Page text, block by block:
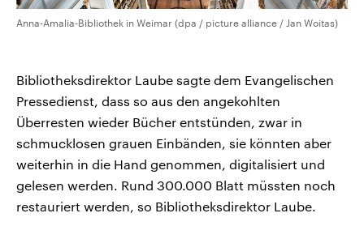
Anna-Amalia-Bibliothek in Weimar (dpa / picture alliance / Jan Woitas)
Bibliotheksdirektor Laube sagte dem Evangelischen
Pressedienst, dass so aus den angekohlten
Überresten wieder Bücher entstünden, zwar in
schmucklosen grauen Einbänden, sie könnten aber
weiterhin in die Hand genommen, digitalisiert und
gelesen werden. Rund 300.000 Blatt müssten noch
restauriert werden, so Bibliotheksdirektor Laube.